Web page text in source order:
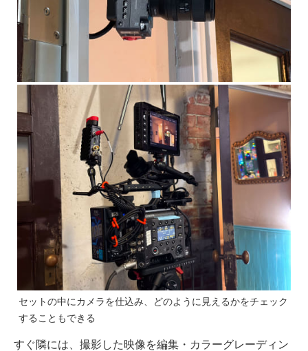
セットの中にカメラを仕込み、どのように見えるかをチェック
することもできる
すぐ隣には、撮影した映像を編集・カラーグレーディン